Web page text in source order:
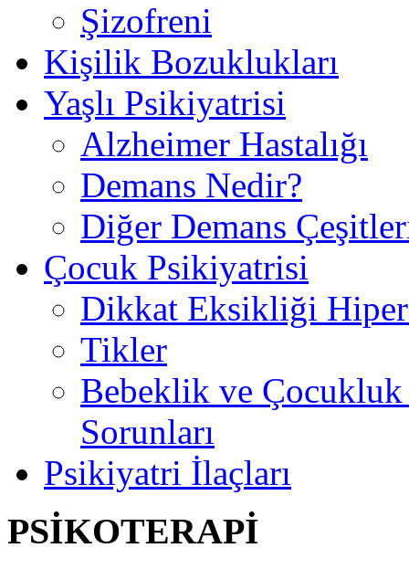
Şizofreni
Kişilik Bozuklukları
Yaşlı Psikiyatrisi
Alzheimer Hastalığı
Demans Nedir?
Diğer Demans
Çocuk Psikiyatrisi
Dikkat Eksikliği
Tikler
Bebeklik ve
Sorunları
Psikiyatri İlaçları
PSİKOTERAPİ